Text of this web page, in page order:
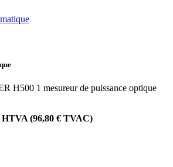
H500 1 mesureur de puissance optique
HTVA (96,80 € TVAC)